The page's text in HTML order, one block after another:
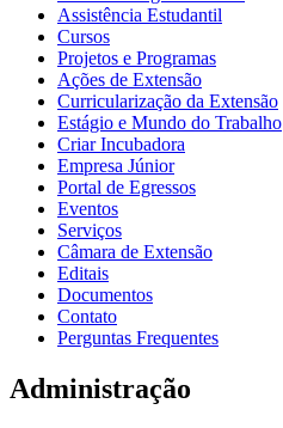
Assistência Estudantil
Cursos
Projetos e Programas
Ações de Extensão
Curricularização da Extensão
Estágio e Mundo do Trabalho
Criar Incubadora
Empresa Júnior
Portal de Egressos
Eventos
Serviços
Câmara de Extensão
Editais
Documentos
Contato
Perguntas Frequentes
Administração